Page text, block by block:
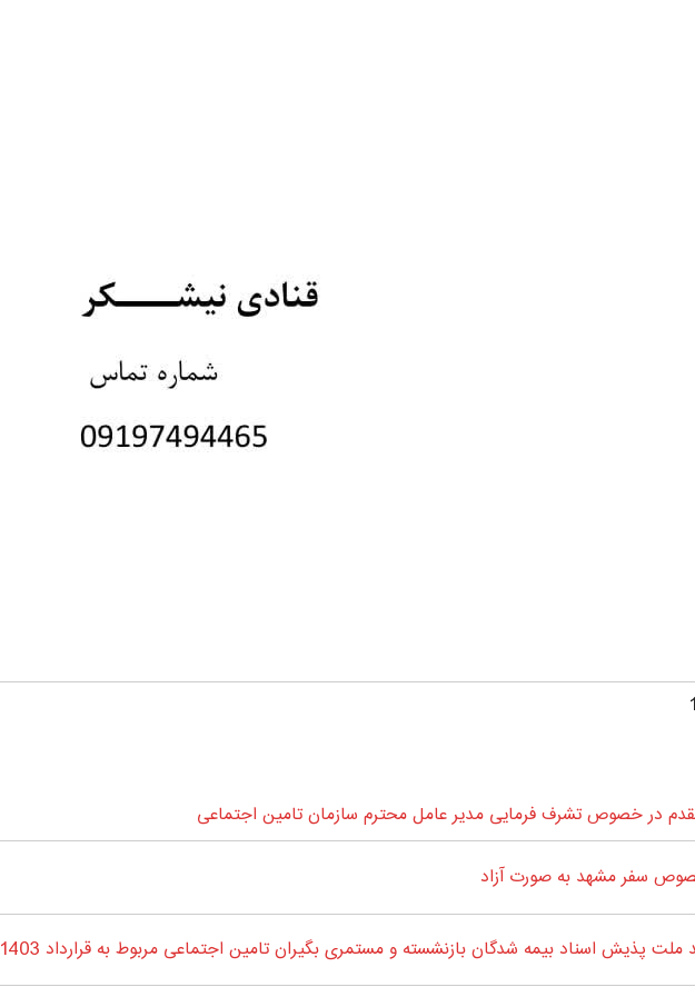
در خصوص تشرف فرمایی مدیر عامل محترم سازمان تامین اجتماعی
سفر مشهد به صورت آزاد
ملت پذیش اسناد بیمه شدگان بازنشسته و مستمری بگیران تامین اجتماعی مربوط به قرارداد 1403-1404